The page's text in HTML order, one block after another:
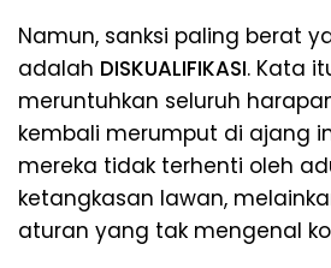
​Namun, sanksi paling berat
adalah DISKUALIFIKASI. Kata
meruntuhkan seluruh
kembali merumput di ajang
mereka tidak terhenti oleh
ketangkasan lawan,
aturan yang tak mengenal